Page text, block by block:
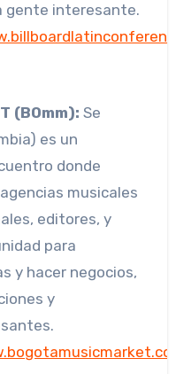
gente interesante.
(BOmm): Se
es un
donde
musicales
editores, y
para
y hacer negocios,
y